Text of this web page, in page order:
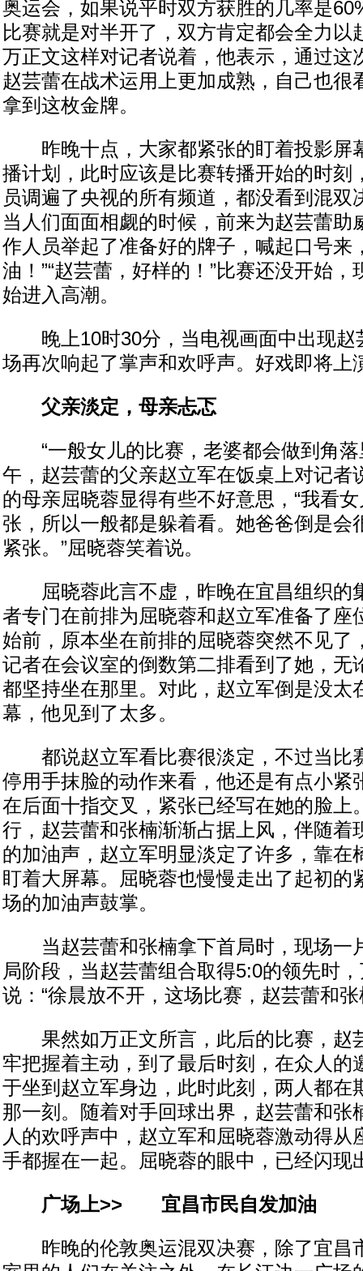
奥运会，如果说平时双方获胜的几率是
比赛就是对半开了，双方肯定都会全力以
万正文这样对记者说着，他表示，通过这
赵芸蕾在战术运用上更加成熟，自己也很
拿到这枚金牌。
昨晚十点，大家都紧张的盯着投影屏
播计划，此时应该是比赛转播开始的时刻
员调遍了央视的所有频道，都没看到混双
当人们面面相觑的时候，前来为赵芸蕾助
作人员举起了准备好的牌子，喊起口号来
油！”“赵芸蕾，好样的！”比赛还没开始
始进入高潮。
晚上10时30分，当电视画面中出现赵
场再次响起了掌声和欢呼声。好戏即将上
父亲淡定，母亲忐忑
“一般女儿的比赛，老婆都会做到角落
午，赵芸蕾的父亲赵立军在饭桌上对记者
的母亲屈晓蓉显得有些不好意思，“我看
张，所以一般都是躲着看。她爸爸倒是会
紧张。”屈晓蓉笑着说。
屈晓蓉此言不虚，昨晚在宜昌组织的
者专门在前排为屈晓蓉和赵立军准备了座
始前，原本坐在前排的屈晓蓉突然不见了
记者在会议室的倒数第二排看到了她，无
都坚持坐在那里。对此，赵立军倒是没太
幕，他见到了太多。
都说赵立军看比赛很淡定，不过当比
停用手抹脸的动作来看，他还是有点小紧
在后面十指交叉，紧张已经写在她的脸上
行，赵芸蕾和张楠渐渐占据上风，伴随着
的加油声，赵立军明显淡定了许多，靠在
盯着大屏幕。屈晓蓉也慢慢走出了起初的
场的加油声鼓掌。
当赵芸蕾和张楠拿下首局时，现场一
局阶段，当赵芸蕾组合取得5:0的领先时
说：“徐晨放不开，这场比赛，赵芸蕾和
果然如万正文所言，此后的比赛，赵
牢把握着主动，到了最后时刻，在众人的
于坐到赵立军身边，此时此刻，两人都在
那一刻。随着对手回球出界，赵芸蕾和张
人的欢呼声中，赵立军和屈晓蓉激动得从
手都握在一起。屈晓蓉的眼中，已经闪现
广场上>> 宜昌市民自发加油
昨晚的伦敦奥运混双决赛，除了宜昌